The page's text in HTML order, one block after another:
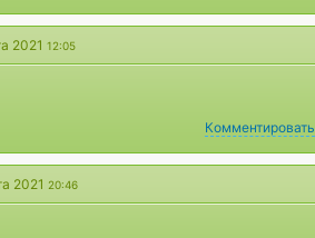
2021 12:05
Комментировать
2021 20:46